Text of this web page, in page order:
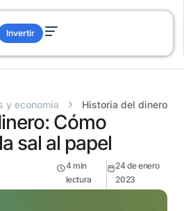
Invertir
y economía › Historia del dinero:
Cómo
sal al papel
4 min
lectura
24 de enero
2023